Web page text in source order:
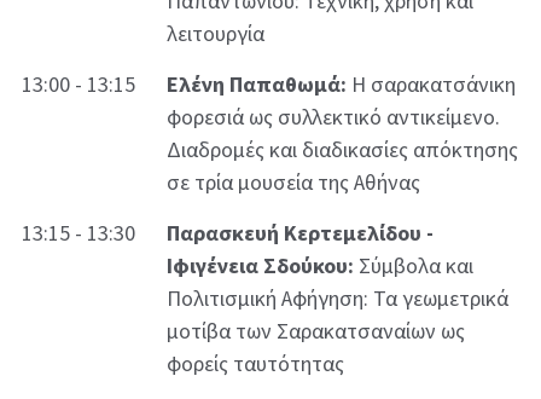
λειτουργία
13:00 - 13:15
Ελένη Παπαθωμά: Η σαρακατσάνικη
φορεσιά ως συλλεκτικό αντικείμενο.
Διαδρομές και διαδικασίες απόκτησης
σε τρία μουσεία της Αθήνας
13:15 - 13:30
Παρασκευή Κερτεμελίδου -
Ιφιγένεια Σδούκου: Σύμβολα και
Πολιτισμική Αφήγηση: Τα γεωμετρικά
μοτίβα των Σαρακατσαναίων ως
φορείς ταυτότητας